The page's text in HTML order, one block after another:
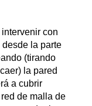
con
la parte
(tirando
la pared
a cubrir
de malla de